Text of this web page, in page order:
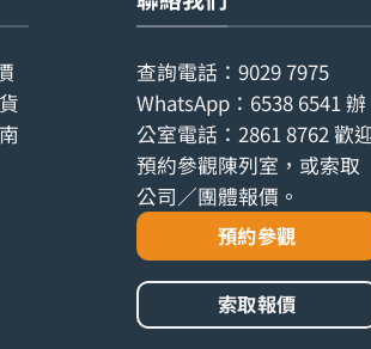
貨
查詢電話： 9029 7975
WhatsApp： 6538 6541辦
公室電話： 2861 8762歡
預約參觀陳列室，或索取
公司／團體報價。
預約參觀
索取報價